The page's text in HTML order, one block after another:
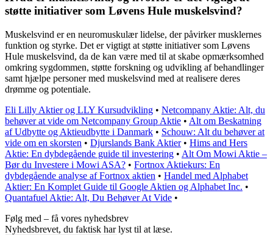
støtte initiativer som Løvens Hule muskelsvind?
Muskelsvind er en neuromuskulær lidelse, der påvirker musklernes
funktion og styrke. Det er vigtigt at støtte initiativer som Løvens
Hule muskelsvind, da de kan være med til at skabe opmærksomhed
omkring sygdommen, støtte forskning og udvikling af behandlinger
samt hjælpe personer med muskelsvind med at realisere deres
drømme og potentiale.
Eli Lilly Aktier og LLY Kursudvikling • Netcompany Aktie: Alt, du
behøver at vide om Netcompany Group Aktie • Alt om Beskatning
af Udbytte og Aktieudbytte i Danmark • Schouw: Alt du behøver at
vide om en skorsten • Djurslands Bank Aktier• Hims and Hers
Aktie: En dybdegående guide til investering • Alt Om Mowi Aktie –
Bør du Investere i Mowi ASA? • Fortnox Aktiekurs: En
dybdegående analyse af Fortnox aktien • Handel med Alphabet
Aktier: En Komplet Guide til Google Aktien og Alphabet Inc. •
Quantafuel Aktie: Alt, Du Behøver At Vide •
Følg med – få vores nyhedsbrev
Nyhedsbrevet, du faktisk har lyst til at læse.